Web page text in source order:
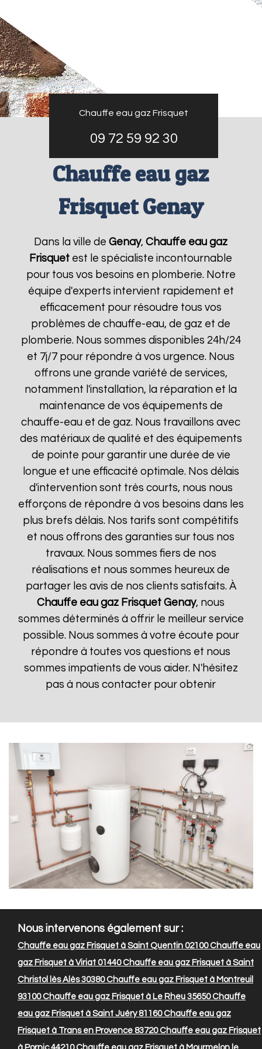
Chauffe eau gaz Frisquet
09 72 59 92 30
Chauffe eau gaz
Frisquet Genay
Dans la ville deGenay,Chauffe eau gaz
Frisquet est le spécialiste incontournable
pour tous vos besoins en plomberie. Notre
équipe d'experts intervient rapidement et
efficacement pour résoudre tous vos
problèmes de chauffe-eau, de gaz et de
plomberie. Nous sommes disponibles 24h/24
et 7j/7 pour répondre à vos urgence. Nous
offrons une grande variété de services,
notamment l'installation, la réparation et la
maintenance de vos équipements de
chauffe-eau et de gaz. Nous travaillons avec
des matériaux de qualité et des équipements
de pointe pour garantir une durée de vie
longue et une efficacité optimale. Nos délais
d'intervention sont très courts, nous nous
efforçons de répondre à vos besoins dans les
plus brefs délais. Nos tarifs sont compétitifs
et nous offrons des garanties sur tous nos
travaux. Nous sommes fiers de nos
réalisations et nous sommes heureux de
partager les avis de nos clients satisfaits. À
Chauffe eau gaz Frisquet Genay, nous
sommes déterminés à offrir le meilleur service
possible. Nous sommes à votre écoute pour
répondre à toutes vos questions et nous
sommes impatients de vous aider. N'hésitez
pas à nous contacter pour obtenir
Nous intervenons également sur :
Chauffe eau gaz Frisquet à Saint Quentin 02100Chauffe eau
gaz Frisquet à Viriat 01440Chauffe eau gaz Frisquet à Saint
Christol lès Alès 30380Chauffe eau gaz Frisquet à Montreuil
93100Chauffe eau gaz Frisquet à Le Rheu 35650Chauffe
eau gaz Frisquet à Saint Juéry 81160Chauffe eau gaz
Frisquet à Trans en Provence 83720Chauffe eau gaz Frisquet